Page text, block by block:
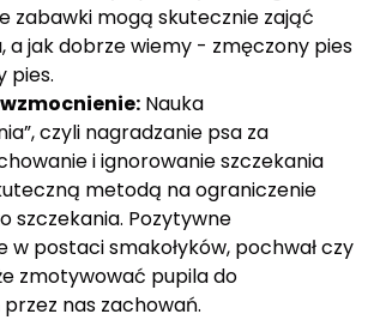
zabawki mogą skutecznie zająć
a jak dobrze wiemy - zmęczony pies
pies.
Nauka
czyli nagradzanie psa za
i ignorowanie szczekania
metodą na ograniczenie
szczekania. Pozytywne
w postaci smakołyków, pochwał czy
zmotywować pupila do
nas zachowań.